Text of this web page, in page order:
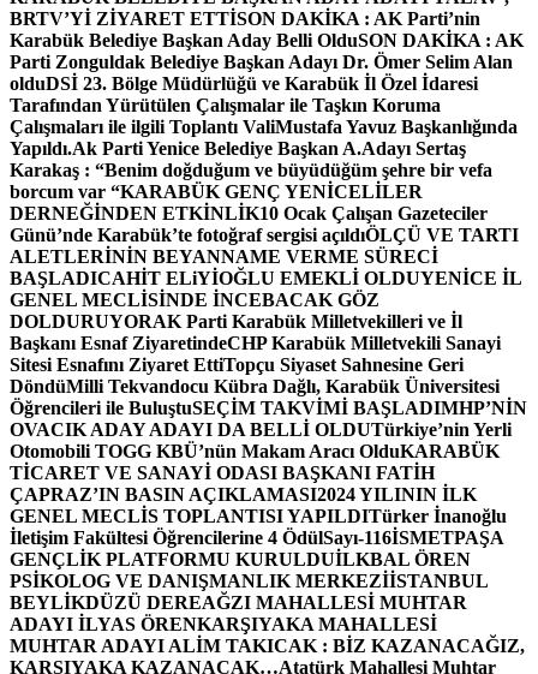
BRTV’Yİ ZİYARET ETTİSON DAKİKA : AK Parti’nin
Karabük Belediye Başkan Aday Belli OlduSON DAKİKA : AK
Parti Zonguldak Belediye Başkan Adayı Dr. Ömer Selim Alan
olduDSİ 23. Bölge Müdürlüğü ve Karabük İl Özel İdaresi
Tarafından Yürütülen Çalışmalar ile Taşkın Koruma
Çalışmaları ile ilgili Toplantı ValiMustafa Yavuz Başkanlığında
Yapıldı.Ak Parti Yenice Belediye Başkan A.Adayı Sertaş
Karakaş : “Benim doğduğum ve büyüdüğüm şehre bir vefa
borcum var “KARABÜK GENÇ YENİCELİLER
DERNEĞİNDEN ETKİNLİK10 Ocak Çalışan Gazeteciler
Günü’nde Karabük’te fotoğraf sergisi açıldıÖLÇÜ VE TARTI
ALETLERİNİN BEYANNAME VERME SÜRECİ
BAŞLADICAHİT ELiYİOĞLU EMEKLİ OLDUYENİCE İL
GENEL MECLİSİNDE İNCEBACAK GÖZ
DOLDURUYORAK Parti Karabük Milletvekilleri ve İl
Başkanı Esnaf ZiyaretindeCHP Karabük Milletvekili Sanayi
Sitesi Esnafını Ziyaret EttiTopçu Siyaset Sahnesine Geri
DöndüMilli Tekvandocu Kübra Dağlı, Karabük Üniversitesi
Öğrencileri ile BuluştuSEÇİM TAKVİMİ BAŞLADIMHP’NİN
OVACIK ADAY ADAYI DA BELLİ OLDUTürkiye’nin Yerli
Otomobili TOGG KBÜ’nün Makam Aracı OlduKARABÜK
TİCARET VE SANAYİ ODASI BAŞKANI FATİH
ÇAPRAZ’IN BASIN AÇIKLAMASI2024 YILININ İLK
GENEL MECLİS TOPLANTISI YAPILDITürker İnanoğlu
İletişim Fakültesi Öğrencilerine 4 ÖdülSayı-116İSMETPAŞA
GENÇLİK PLATFORMU KURULDUİLKBAL ÖREN
PSİKOLOG VE DANIŞMANLIK MERKEZİİSTANBUL
BEYLİKDÜZÜ DEREAĞZI MAHALLESİ MUHTAR
ADAYI İLYAS ÖRENKARŞIYAKA MAHALLESİ
MUHTAR ADAYI ALİM TAKICAK : BİZ KAZANACAĞIZ,
KARŞIYAKA KAZANACAK…Atatürk Mahallesi Muhtar